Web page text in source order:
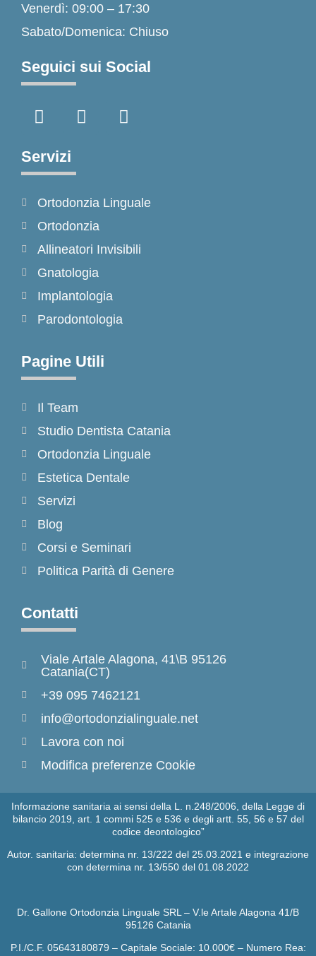
Venerdì: 09:00 – 17:30
Sabato/Domenica: Chiuso
Seguici sui Social
a
e
b
o
k
-
f
n
r
a
m
i
Servizi
Ortodonzia Linguale
Ortodonzia
Allineatori Invisibili
Gnatologia
Implantologia
Parodontologia
Pagine Utili
Il Team
Studio Dentista Catania
Ortodonzia Linguale
Estetica Dentale
Servizi
Blog
Corsi e Seminari
Politica Parità di Genere
Contatti
Viale Artale Alagona, 41\B 95126
Catania(CT)
+39 095 7462121
info@ortodonzialinguale.net
Lavora con noi
Modifica preferenze Cookie
Informazione sanitaria ai sensi della L. n.248/2006, della Legge di
bilancio 2019, art. 1 commi 525 e 536 e degli artt. 55, 56 e 57 del
codice deontologico”
Autor. sanitaria: determina nr. 13/222 del 25.03.2021 e integrazione
con determina nr. 13/550 del 01.08.2022
Dr. Gallone Ortodonzia Linguale SRL – V.le Artale Alagona 41/B
95126 Catania
P.I./C.F. 05643180879 – Capitale Sociale: 10.000€ – Numero Rea: